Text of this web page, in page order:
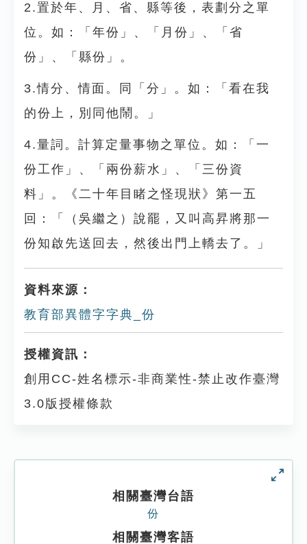
2.置於年、月、省、縣等後，表劃分之單
位。如：「年份」、「月份」、「省
份」、「縣份」。
3.情分、情面。同「分」。如：「看在我
的份上，別同他鬧。」
4.量詞。計算定量事物之單位。如：「一
份工作」、「兩份薪水」、「三份資
料」。《二十年目睹之怪現狀》第一五
回：「（吳繼之）說罷，又叫高昇將那一
份知啟先送回去，然後出門上轎去了。」
資料來源：
教育部異體字字典_份
授權資訊：
創用CC-姓名標示-非商業性-禁止改作臺灣
3.0版授權條款
相關臺灣台語
份
相關臺灣客語